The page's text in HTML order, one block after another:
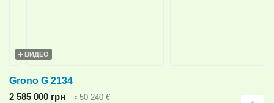
ВИДЕО
Grono G 2134
2 585 000 грн
≈ 50 240 €